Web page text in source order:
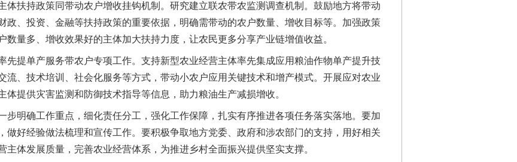
扶持政策同带动农户增收挂钩机制。研究建立联农带农监测调查机制。鼓励地方将带动
政、投资、金融等扶持政策的重要依据，明确需带动的农户数量、增收目标等。加强政策
数量多、增收效果好的主体加大扶持力度，让农民更多分享产业链增值收益。
提单产服务带农户专项工作。支持新型农业经营主体率先集成应用粮油作物单产提升技
流、技术培训、社会化服务等方式，带动小农户应用关键技术和增产模式。开展应对农业
提供灾害监测和防御技术指导等信息，助力粮油生产减损增收。
明确工作重点，细化责任分工，强化工作保障，扎实有序推进各项任务落实落地。要加
做好经验做法梳理和宣传工作。要积极争取地方党委、政府和涉农部门的支持，用好相关
体发展质量，完善农业经营体系，为推进乡村全面振兴提供坚实支撑。
谢谢有你温暖了四季 法官巧妙执行解纠纷